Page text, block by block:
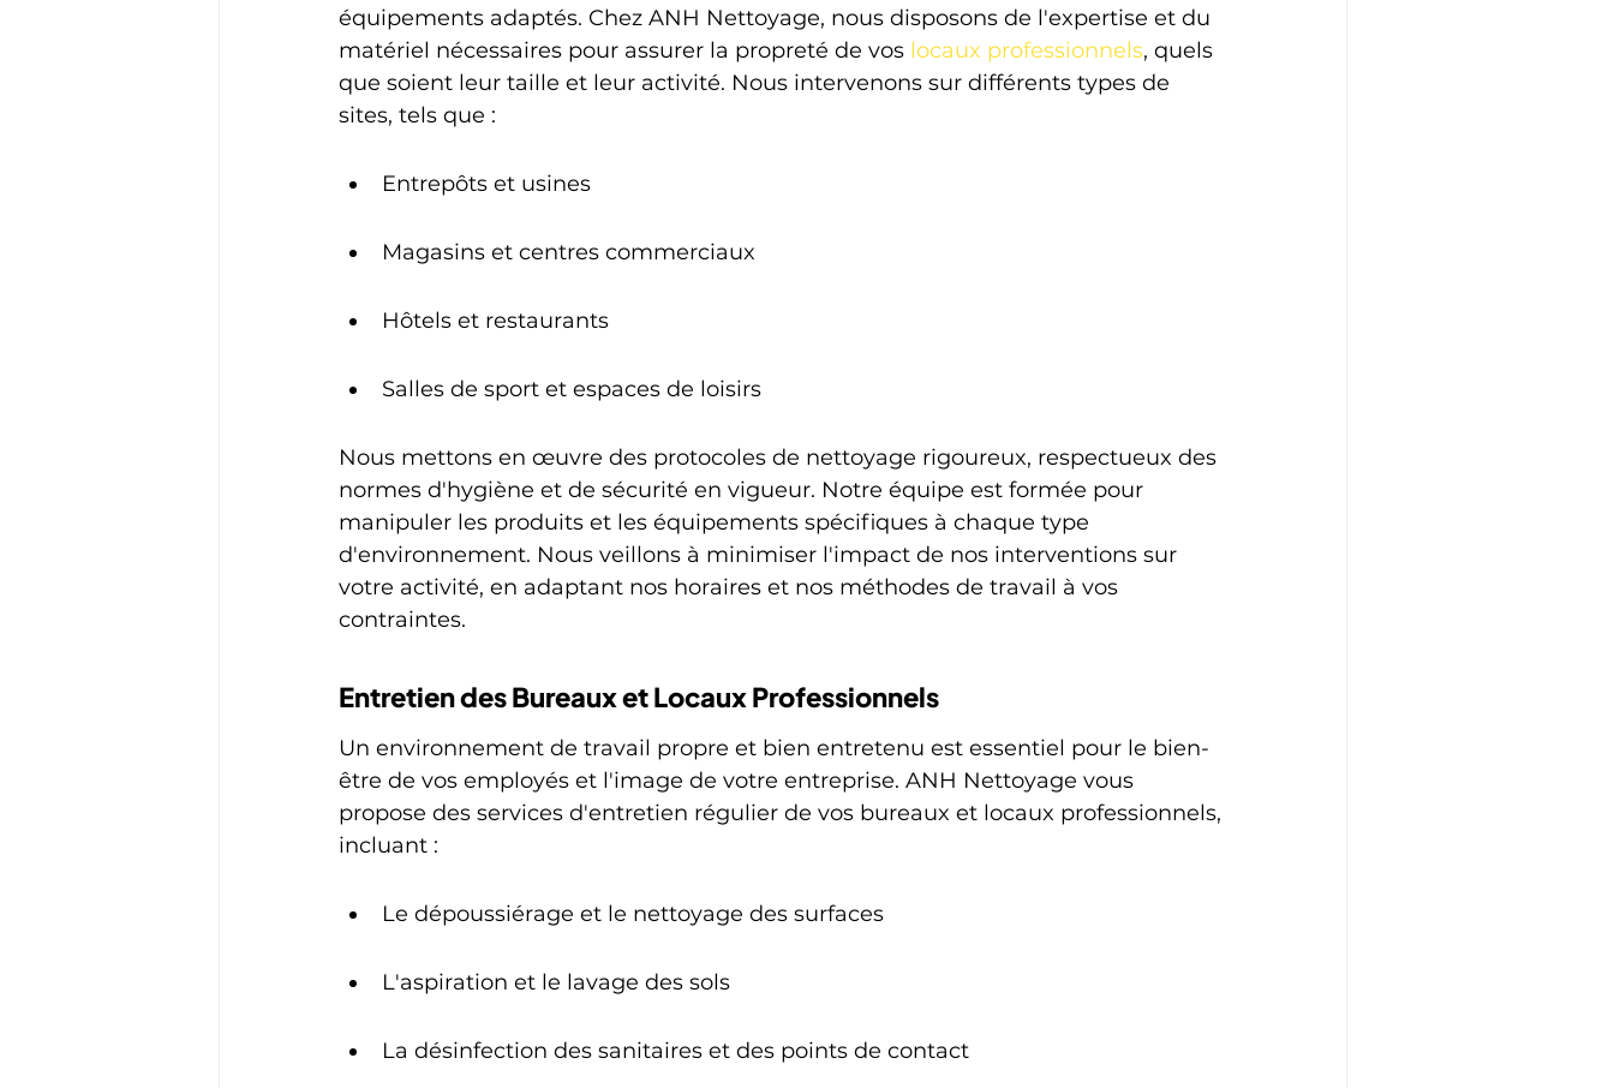
équipements adaptés. Chez ANH Nettoyage, nous disposons de l'expertise et du
matériel nécessaires pour assurer la propreté de vos locaux professionnels, quels
que soient leur taille et leur activité. Nous intervenons sur différents types de
sites, tels que :
Entrepôts et usines
Magasins et centres commerciaux
Hôtels et restaurants
Salles de sport et espaces de loisirs
Nous mettons en œuvre des protocoles de nettoyage rigoureux, respectueux des
normes d'hygiène et de sécurité en vigueur. Notre équipe est formée pour
manipuler les produits et les équipements spécifiques à chaque type
d'environnement. Nous veillons à minimiser l'impact de nos interventions sur
votre activité, en adaptant nos horaires et nos méthodes de travail à vos
contraintes.
Entretien des Bureaux et Locaux Professionnels
Un environnement de travail propre et bien entretenu est essentiel pour le bien-
être de vos employés et l'image de votre entreprise. ANH Nettoyage vous
propose des services d'entretien régulier de vos bureaux et locaux professionnels,
incluant :
Le dépoussiérage et le nettoyage des surfaces
L'aspiration et le lavage des sols
La désinfection des sanitaires et des points de contact